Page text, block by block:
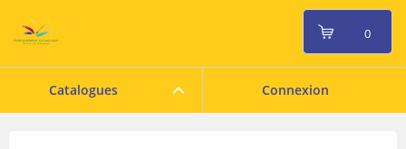
Catalogues Connexion
0